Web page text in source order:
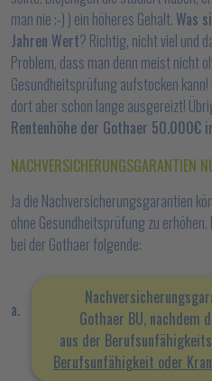
man nie ;-) ) ein höheres Gehalt. Was
Jahren Wert? Richtig, nicht viel und
Problem, dass man denn meist nicht
Gesundheitsprüfung aufstocken kann!
dort aber schon lange ausgereizt!
Rentenhöhe der Gothaer 50.000€
NACHVERSICHERUNGSGARANTIEN
Ja die Nachversicherungsgarantien
ohne Gesundheitsprüfung zu
bei der Gothaer folgende:
Gothaer BU, nachdem
aus der
Berufsunfähigkeit oder
a.